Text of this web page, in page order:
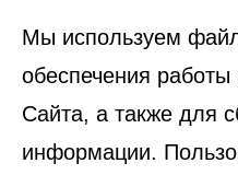
Мы используем
обеспечения
Сайта, а также для
информации.